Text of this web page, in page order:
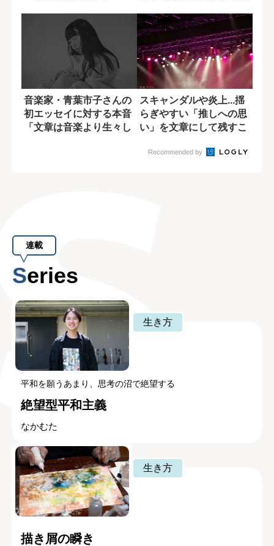
音楽家・青葉市子さんの
初エッセイに対する本音
「文章は音楽より生々し
スキャンダルや炎上...揺
らぎやすい「推しへの思
い」を文章にして残すこ
Recommended by
連載
Series
生き方
平和を願うあまり、思考の沼で絶望する
絶望型平和主義
なかむた
生き方
描き屑の瞬き